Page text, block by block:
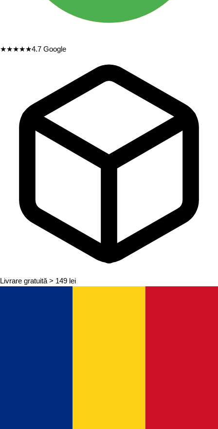
★★★★★4.7 Google
Livrare gratuită > 149 lei